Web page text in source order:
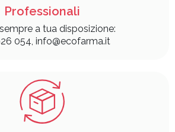
Professionali
a tua disposizione:
054, info@ecofarma.it